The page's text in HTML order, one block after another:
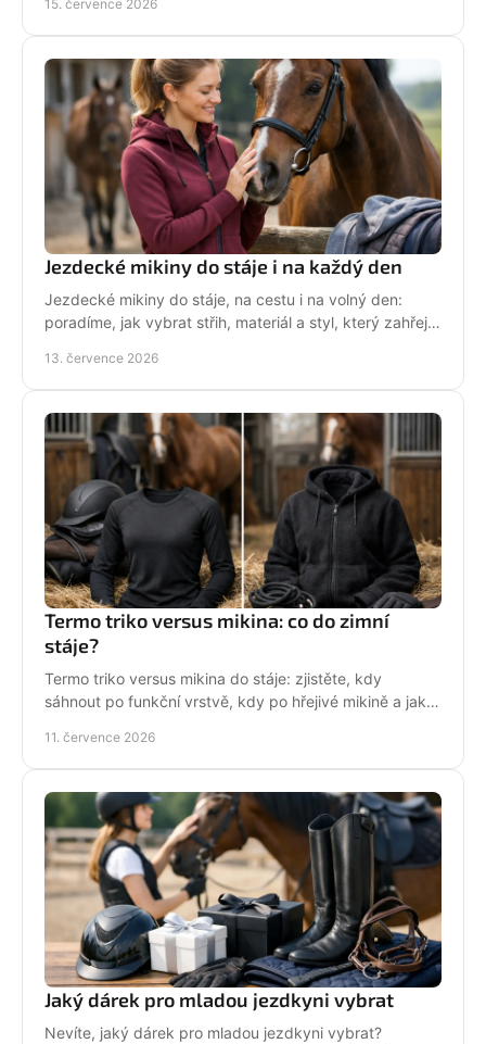
den.
15. července 2026
Jezdecké mikiny do stáje i na každý den
Jezdecké mikiny do stáje, na cestu i na volný den:
poradíme, jak vybrat střih, materiál a styl, který zahřeje
13. července 2026
Termo triko versus mikina: co do zimní
stáje?
Termo triko versus mikina do stáje: zjistěte, kdy
sáhnout po funkční vrstvě, kdy po hřejivé mikině a jak
11. července 2026
Jaký dárek pro mladou jezdkyni vybrat
Nevíte, jaký dárek pro mladou jezdkyni vybrat?